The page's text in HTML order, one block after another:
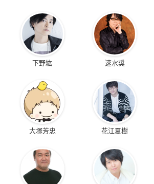
下野紘 速水奨
大塚芳忠 花江夏樹